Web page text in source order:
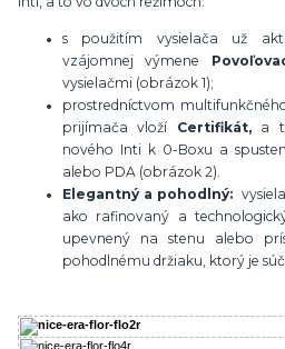
s použitím vysielača už
vzájomnej výmene
vysielačmi (obrázok 1);
prostredníctvom
prijímača vloží Certifikát, a
nového Inti k 0-Boxu a
alebo PDA (obrázok 2).
Elegantný a pohodlný:
ako rafinovaný a
upevnený na stenu alebo
pohodlnému držiaku, ktorý je